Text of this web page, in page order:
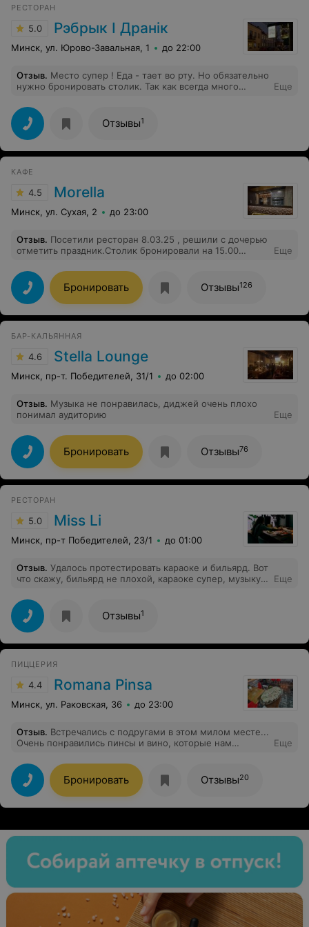
предыдущие высказывания...Нам все понравилось,
придем обязательно в Планету ещё раз и не
один.Спасибо. Рекомендую всем!!!
РЕСТОРАН
5.0 Рэбрык І Дранік
Минск, ул. Юрово-Завальная, 1 до 22:00
Отзыв. Место супер ! Еда - тает во рту. Но обязательно
нужно бронировать столик. Так как всегда много
с качественной едой .
Еще
Отзывы1
КАФЕ
4.5 Morella
Минск, ул. Сухая, 2 до 23:00
Отзыв. Посетили ресторан 8.03.25 , решили с дочерью
отметить праздник.Столик бронировали на 15.00
перед посещением звоню, чтобы предупредить, что
мин на 10 задерживаемся, мне говорят что для нас
будет ограничение по времени до 19.00 . Что при
заказе не оговаривалось. Далее делаем заказ блюд-
администратор произносит, что для нас будет
в этом заведении мы не собирались, но раз
комплимент - решили попробовать.Девочка -
официант на словах рассказала что входит в состав
десерта - мы выбрали, попробовали. Впечатление
такое , что его принесли из супермаркета. Десерты
Задерживаться в этом заведении не было никакого
желания, настроение в праздник испорчено.
Еще
Бронировать Отзывы126
БАР-КАЛЬЯННАЯ
4.6 Stella Lounge
Минск, пр-т. Победителей, 31/1 до 02:00
Отзыв. Музыка не понравилась, диджей очень плохо
понимал аудиторию
Еще
Бронировать Отзывы76
РЕСТОРАН
5.0 Miss Li
Минск, пр-т Победителей, 23/1 до 01:00
Отзыв. Удалось протестировать караоке и бильярд. Вот
что скажу, бильярд не плохой, караоке супер, музыку
будем отмечать день рождения жены в следующий
раз. Советую!
Еще
Отзывы1
ПИЦЦЕРИЯ
4.4 Romana Pinsa
Минск, ул. Раковская, 36 до 23:00
Отзыв. Встречались с подругами в этом милом месте...
Очень понравились пинсы и вино, которые нам
Еще
Бронировать Отзывы20